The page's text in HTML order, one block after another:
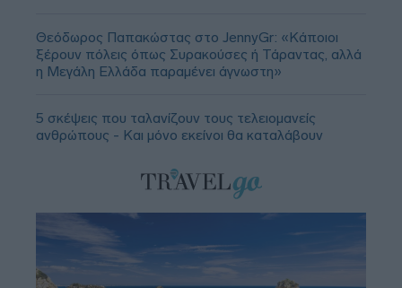
Θεόδωρος Παπακώστας στο JennyGr: «Κάποιοι
ξέρουν πόλεις όπως Συρακούσες ή Τάραντας, αλλά
η Μεγάλη Ελλάδα παραμένει άγνωστη»
5 σκέψεις που ταλανίζουν τους τελειομανείς
ανθρώπους - Και μόνο εκείνοι θα καταλάβουν